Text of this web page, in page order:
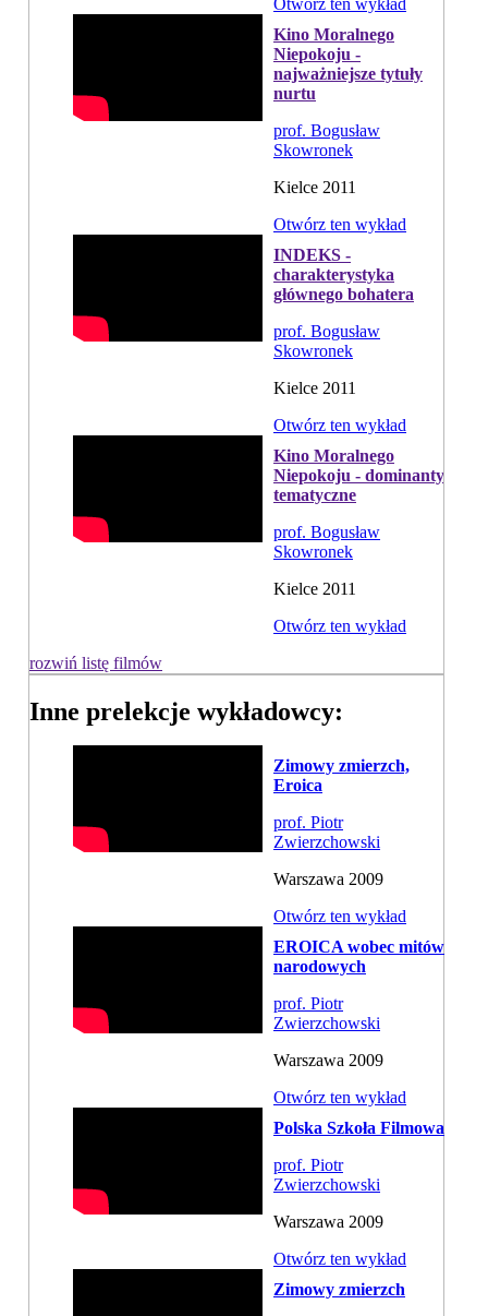
Otwórz ten wykład
Kino Moralnego
Niepokoju -
najważniejsze tytuły
nurtu
prof. Bogusław
Skowronek
Kielce 2011
Otwórz ten wykład
INDEKS -
charakterystyka
głównego bohatera
prof. Bogusław
Skowronek
Kielce 2011
Otwórz ten wykład
Kino Moralnego
Niepokoju - dominanty
tematyczne
prof. Bogusław
Skowronek
Kielce 2011
Otwórz ten wykład
rozwiń listę filmów
Inne prelekcje wykładowcy:
Zimowy zmierzch,
Eroica
prof. Piotr
Zwierzchowski
Warszawa 2009
Otwórz ten wykład
EROICA wobec mitów
narodowych
prof. Piotr
Zwierzchowski
Warszawa 2009
Otwórz ten wykład
Polska Szkoła Filmowa
prof. Piotr
Zwierzchowski
Warszawa 2009
Otwórz ten wykład
Zimowy zmierzch